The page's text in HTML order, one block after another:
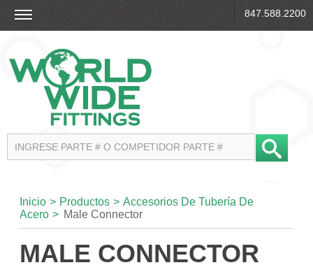
847.588.2200
Inicio > Productos > Accesorios De Tubería De
Acero > Male Connector
MALE CONNECTOR